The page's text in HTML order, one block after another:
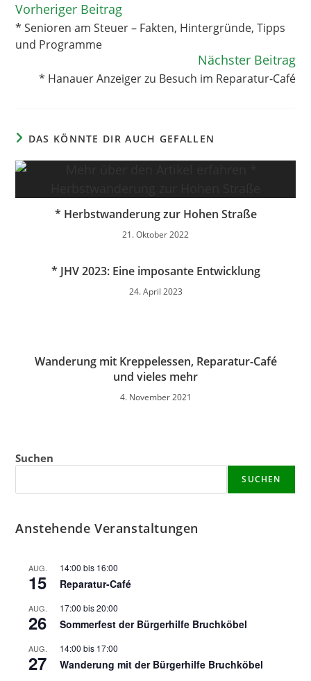
Weitere
Artikel
ansehen
Vorheriger Beitrag
* Senioren am Steuer – Fakten, Hintergründe, Tipps
und Programme
Nächster Beitrag
* Hanauer Anzeiger zu Besuch im Reparatur-Café
DAS KÖNNTE DIR AUCH GEFALLEN
* Herbstwanderung zur Hohen Straße
21. Oktober 2022
* JHV 2023: Eine imposante Entwicklung
24. April 2023
Wanderung mit Kreppelessen, Reparatur-Café
und vieles mehr
4. November 2021
Suchen
SUCHEN
Anstehende Veranstaltungen
AUG.
15
14:00 bis 16:00
Reparatur-Café
AUG.
26
17:00 bis20:00
Sommerfest der Bürgerhilfe Bruchköbel
AUG.
27
14:00 bis 17:00
Wanderung mit der Bürgerhilfe Bruchköbel